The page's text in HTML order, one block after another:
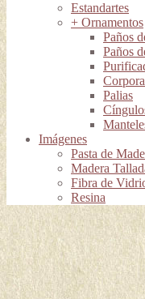
Estandartes
+ Ornamentos
Paños
Paños
Palias
Imágenes
Pasta de
Madera
Fibra de
Resina